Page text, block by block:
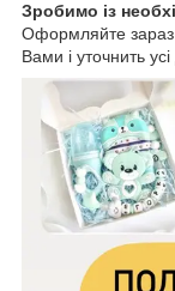
Зробимо із
Оформляйте зараз
Вами і уточнить